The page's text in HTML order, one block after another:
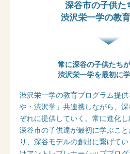
深谷市の子供た
渋沢栄一学の教
常に深谷の子供たち
渋沢栄一学を最初に
渋沢栄一学の教育プログラム提
や・渋沢学」共連携しながら、
ぞれに提供していく。常に進化
深谷市の子供達が最初に学ぶこ
り、深谷モデルの創出に繋げて